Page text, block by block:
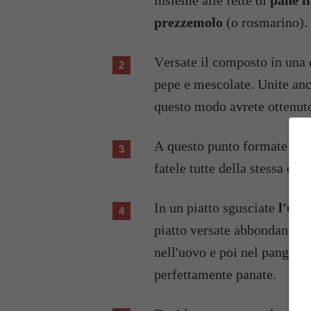
prezzemolo (o
Versate il composto in
pepe e mescolate. Unite
questo modo avrete
A questo punto formate
fatele tutte della stessa
In un piatto sgusciate
piatto versate abbondante
nell'uovo e poi nel
perfettamente panate.